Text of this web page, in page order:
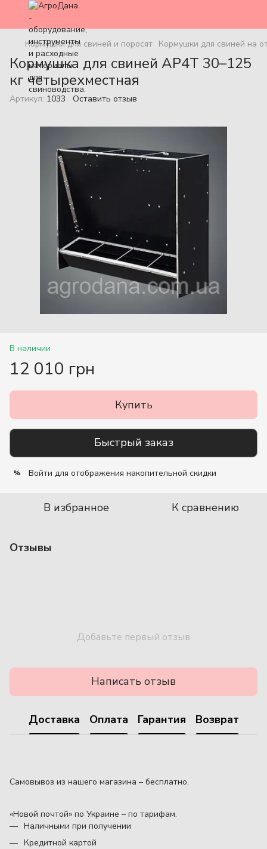
Кормушки для свиней и поросят Кормушки для свиней на
Кормушка для свиней AP4T 30–125
кг четырехместная
Артикул: 1033 Оставить отзыв
В наличии
12 010 грн
Купить
Быстрый заказ
% Войти для отображения накопительной скидки
В избранное К сравнению
Отзывы
Добавьте первый отзыв
Написать отзыв
Доставка Оплата Гарантия Возврат
Самовывоз из нашего магазина – бесплатно.
«Новой почтой» по Украине – по тарифам.
Наличными при получении
Кредитной картой